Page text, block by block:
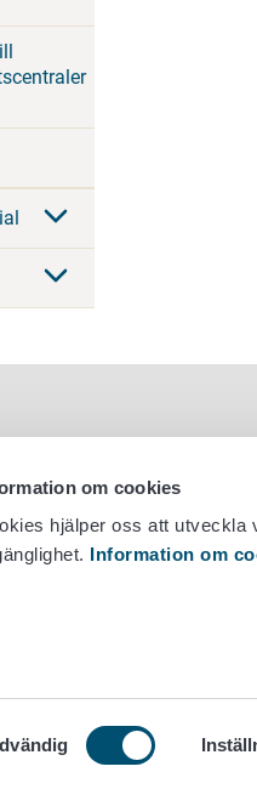
om cookies
hjälper oss att utveckla
Information om